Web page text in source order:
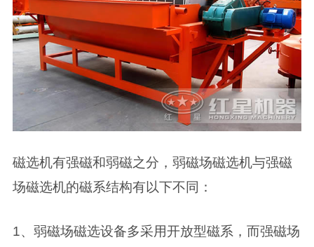
磁选机有强磁和弱磁之分，弱磁场磁选机与强磁
场磁选机的磁系结构有以下不同：
1、弱磁场磁选设备多采用开放型磁系，而强磁场